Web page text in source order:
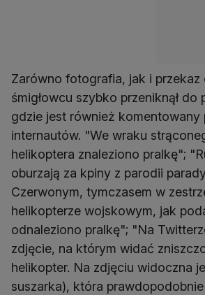
Zarówno fotografia, jak i przekaz
śmigłowcu szybko przeniknął do
gdzie jest również komentowany
internautów. "We wraku
helikoptera znaleziono pralkę";
oburzają za kpiny z parodii
Czerwonym, tymczasem w
helikopterze wojskowym, jak
odnaleziono pralkę"; "Na
zdjęcie, na którym widać
helikopter. Na zdjęciu widoczna
suszarka), która prawdopodobnie